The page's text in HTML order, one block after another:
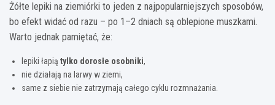
Żółte lepiki na ziemiórki to jeden z najpopularniejszych sposobów,
bo efekt widać od razu – po 1–2 dniach są oblepione muszkami.
Warto jednak pamiętać, że:
lepiki łapią tylko dorosłe osobniki,
nie działają na larwy w ziemi,
same z siebie nie zatrzymają całego cyklu rozmnażania.